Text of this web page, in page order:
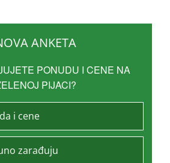
ANKETA
PONUDU I CENE NA
PIJACI?
i cene
zarađuju